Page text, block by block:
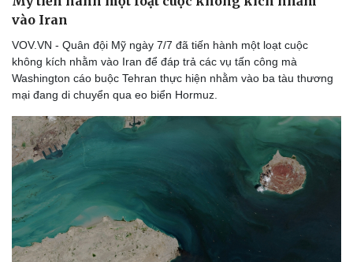
Doanh nghiệp
Thông tin doanh nghiệp
Doanh nghiệp 24h
Doanh nhân
Vì cộng đồng
Sành điệu
Tin Công nghệ
Trải nghiệm
Chuyển đổi số
VOV.VN - Quân đội Mỹ ngày 7/7 đã tiến hành một loạt cuộc
không kích nhằm vào Iran để đáp trả các vụ tấn công mà
Washington cáo buộc Tehran thực hiện nhằm vào ba tàu thương
mại đang di chuyển qua eo biển Hormuz.